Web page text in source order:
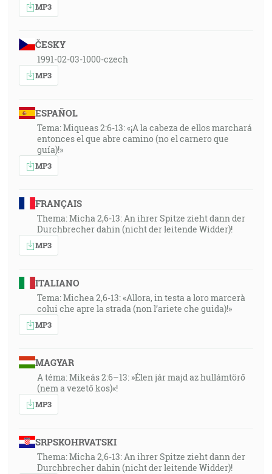
MP3
ČESKY
1991-02-03-1000-czech
MP3
ESPAÑOL
Tema: Miqueas 2:6-13: «¡A la cabeza de ellos marchará
entonces el que abre camino (no el carnero que
guía)!»
MP3
FRANÇAIS
Thema: Micha 2,6-13: An ihrer Spitze zieht dann der
Durchbrecher dahin (nicht der leitende Widder)!
MP3
ITALIANO
Tema: Michea 2,6-13: «Allora, in testa a loro marcerà
colui che apre la strada (non l’ariete che guida)!»
MP3
MAGYAR
A téma: Mikeás 2:6–13: »Élen jár majd az hullámtörő
(nem a vezető kos)«!
MP3
SRPSKOHRVATSKI
Thema: Micha 2,6-13: An ihrer Spitze zieht dann der
Durchbrecher dahin (nicht der leitende Widder)!